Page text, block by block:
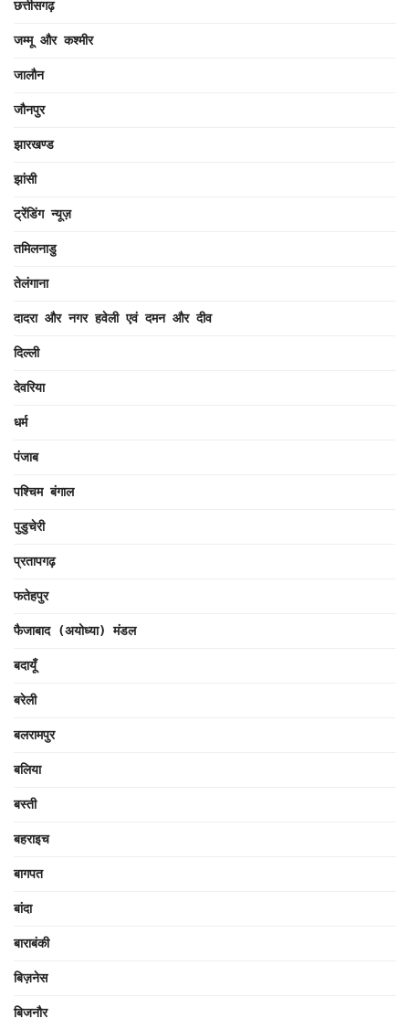
छत्तीसगढ़
जम्मू और कश्मीर
जालौन
जौनपुर
झारखण्ड
झांसी
ट्रेंडिंग न्यूज़
तमिलनाडु
तेलंगाना
दादरा और नगर हवेली एवं दमन और दीव
दिल्ली
देवरिया
धर्म
पंजाब
पश्चिम बंगाल
पुडुचेरी
प्रतापगढ़
फतेहपुर
फैजाबाद (अयोध्या) मंडल
बदायूँ
बरेली
बलरामपुर
बलिया
बस्ती
बहराइच
बागपत
बांदा
बाराबंकी
बिज़नेस
बिजनौर